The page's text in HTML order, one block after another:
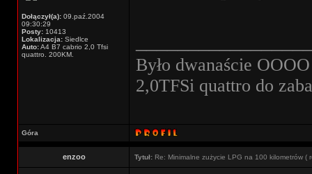
Dołączył(a): 09.paź.2004
09:30:29
Posty: 10413
Lokalizacja: Siedlce
Auto:A4 B7 cabrio 2,0 Tfsi
quattro. 200KM.
Było dwanaście
2,0TFSi quattro do
Góra
enzoo Tytuł: Re: Minimalne zużycie LPG na 100 kilometrów (